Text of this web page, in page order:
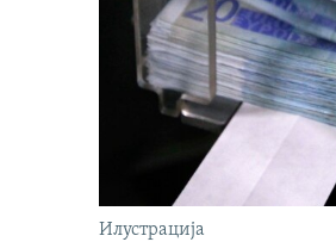
Илустрација